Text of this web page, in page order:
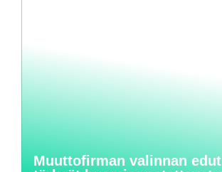
Muuttofirman valinnan